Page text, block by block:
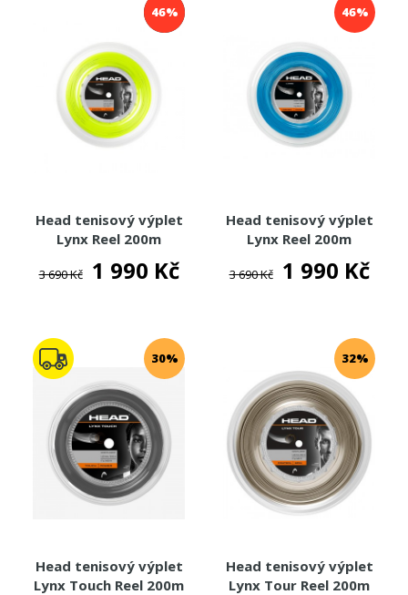
46%
Head tenisový výplet
Lynx Reel 200m
3 690 Kč 1 990 Kč
46%
Head tenisový výplet
Lynx Reel 200m
3 690 Kč 1 990 Kč
30%
Head tenisový výplet
Lynx Touch Reel 200m
32%
Head tenisový výplet
Lynx Tour Reel 200m